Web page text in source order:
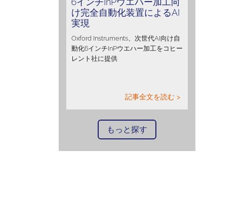
け完全自動化装置によるAI
実現
Oxford Instruments、次世代AI向け自
動化6インチInPウエハー加工をコヒー
レント社に提供
記事全文を読む >
もっと探す